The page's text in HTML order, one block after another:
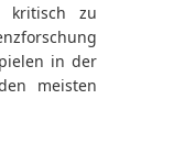
kritisch zu
in der
meisten